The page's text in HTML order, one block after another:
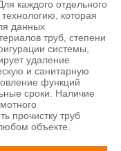
каждого отдельного
которая
данных
труб, степени
системы,
удаление
и санитарную
функций
сроки. Наличие
прочистку труб
объекте.